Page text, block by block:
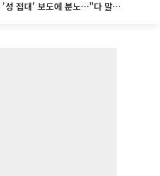
박문성, 축구협회 '성 접대' 보도에 분노…"다 말아먹으려고 작정했나"